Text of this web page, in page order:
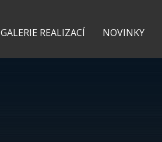
GALERIE REALIZACÍ NOVINKY